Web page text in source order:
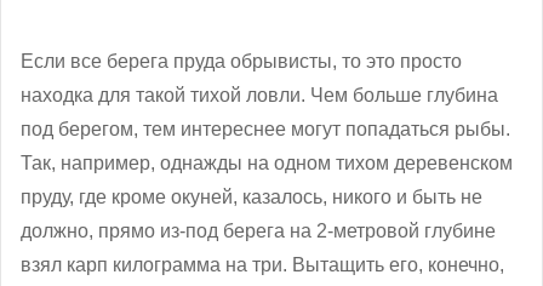
Если все берега пруда обрывисты, то это просто
находка для такой тихой ловли. Чем больше глубина
под берегом, тем интереснее могут попадаться рыбы.
Так, например, однажды на одном тихом деревенском
пруду, где кроме окуней, казалось, никого и быть не
должно, прямо из-под берега на 2-метровой глубине
взял карп килограмма на три. Вытащить его, конечно,